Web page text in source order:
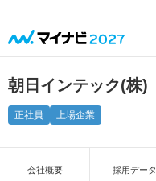
朝日インテック(株)
正社員 上場企業
会社概要 採用データ